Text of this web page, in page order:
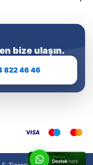
bize ulaşın.
822 46 46